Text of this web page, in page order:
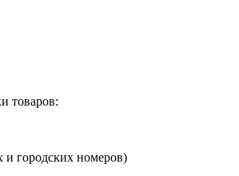
товаров:
и городских номеров)